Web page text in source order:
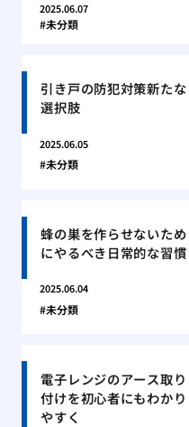
2025.06.07
未分類
引き戸の防犯対策新たな
選択肢
2025.06.05
未分類
蜂の巣を作らせないため
にやるべき日常的な習慣
2025.06.04
未分類
電子レンジのアース取り
付けを初心者にもわかり
やすく